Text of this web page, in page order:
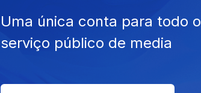
Uma única conta para todo o
serviço público de media